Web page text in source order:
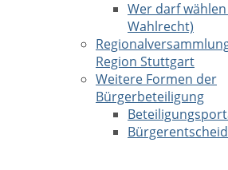
Wer darf
Wahlrecht)
Region Stuttgart
Weitere Formen der
Bürgerbeteiligung
Bürgerentscheid